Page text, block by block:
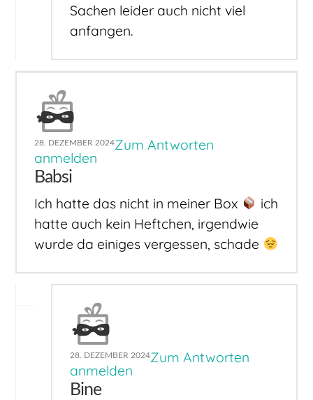
Sachen leider auch nicht viel
anfangen.
28. DEZEMBER 2024Zum Antworten
anmelden
Babsi
Ich hatte das nicht in meiner Box
ich
hatte auch kein Heftchen, irgendwie
wurde da einiges vergessen, schade
28. DEZEMBER 2024Zum Antworten
anmelden
Bine